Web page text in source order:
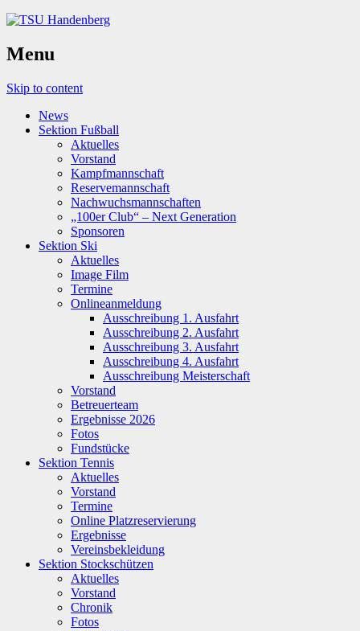
Menu
Skip to content
News
Sektion Fußball
Aktuelles
Vorstand
Kampfmannschaft
Reservemannschaft
Nachwuchsmannschaften
„100er Club“ – Next Generation
Sponsoren
Sektion Ski
Aktuelles
Image Film
Termine
Onlineanmeldung
Ausschreibung 1. Ausfahrt
Ausschreibung 2. Ausfahrt
Ausschreibung 3. Ausfahrt
Ausschreibung 4. Ausfahrt
Ausschreibung Meisterschaft
Vorstand
Betreuerteam
Ergebnisse 2026
Fotos
Fundstücke
Sektion Tennis
Aktuelles
Vorstand
Termine
Online Platzreservierung
Ergebnisse
Vereinsbekleidung
Sektion Stockschützen
Aktuelles
Vorstand
Chronik
Fotos